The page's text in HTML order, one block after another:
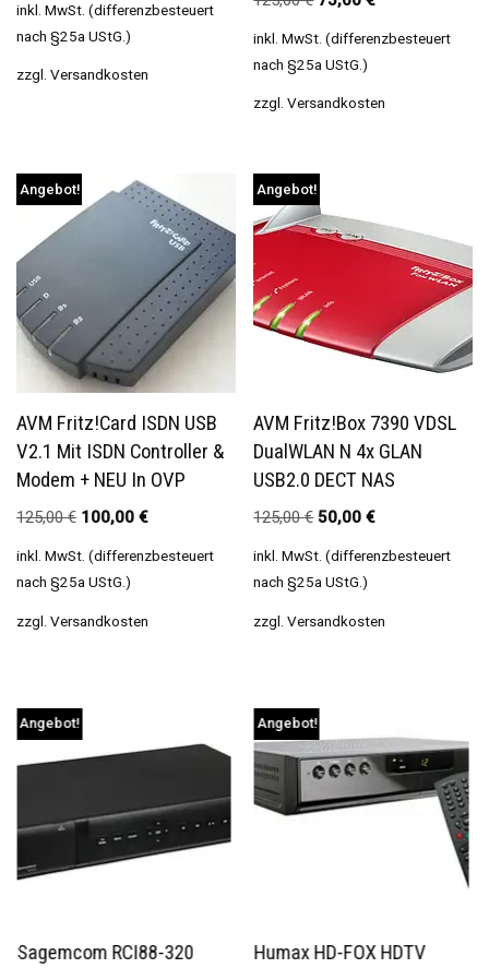
inkl. MwSt. (differenzbesteuert
nach §25a UStG.)
zzgl. Versandkosten
inkl. MwSt. (differenzbesteuert
nach §25a UStG.)
zzgl.Versandkosten
Angebot!
AVM Fritz!Card ISDN USB
V2.1 Mit ISDN Controller &
Modem + NEU In OVP
125,00€ 100,00 €
inkl. MwSt. (differenzbesteuert
nach §25a UStG.)
zzgl. Versandkosten
Angebot!
AVM Fritz!Box 7390 VDSL
DualWLAN N 4x GLAN
USB2.0 DECT NAS
125,00€ 50,00€
inkl. MwSt. (differenzbesteuert
nach §25a UStG.)
zzgl.Versandkosten
Angebot!
Sagemcom RCI88-320
Angebot!
Humax HD-FOX HDTV